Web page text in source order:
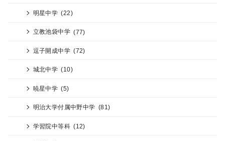
明星中学 (22)
立教池袋中学 (77)
逗子開成中学 (72)
城北中学 (10)
暁星中学 (5)
明治大学付属中野中学 (81)
学習院中等科 (12)